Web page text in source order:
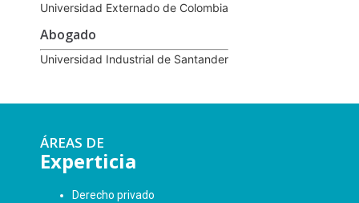
Universidad Externado de Colombia
Abogado
Universidad Industrial de Santander
ÁREAS DE
Experticia
Derecho privado